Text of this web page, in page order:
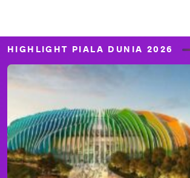
HIGHLIGHT PIALA DUNIA 2026